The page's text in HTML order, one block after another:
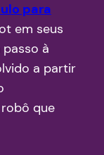
para
em seus
à
a partir
que